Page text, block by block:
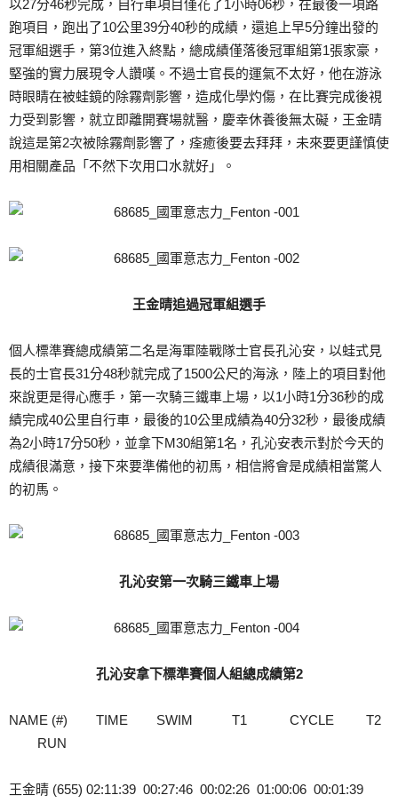
以27分46秒完成，自行車項目僅花了1小時06秒，在最後一項路
跑項目，跑出了10公里39分40秒的成績，還追上早5分鐘出發的
冠軍組選手，第3位進入終點，總成績僅落後冠軍組第1張家豪，
堅強的實力展現令人讚嘆。不過士官長的運氣不太好，他在游泳
時眼睛在被蛙鏡的除霧劑影響，造成化學灼傷，在比賽完成後視
力受到影響，就立即離開賽場就醫，慶幸休養後無太礙，王金晴
說這是第2次被除霧劑影響了，痊癒後要去拜拜，未來要更謹慎使
用相關產品「不然下次用口水就好」。
王金晴追過冠軍組選手
個人標準賽總成績第二名是海軍陸戰隊士官長孔沁安，以蛙式見
長的士官長31分48秒就完成了1500公尺的海泳，陸上的項目對他
來說更是得心應手，第一次騎三鐵車上場，以1小時1分36秒的成
績完成40公里自行車，最後的10公里成績為40分32秒，最後成績
為2小時17分50秒，並拿下M30組第1名，孔沁安表示對於今天的
成績很滿意，接下來要準備他的初馬，相信將會是成績相當驚人
的初馬。
孔沁安第一次騎三鐵車上場
孔沁安拿下標準賽個人組總成績第2
NAME (#) TIME SWIM T1 CYCLE T2
RUN
王金晴 (655) 02:11:39 00:27:46 00:02:26 01:00:06 00:01:39